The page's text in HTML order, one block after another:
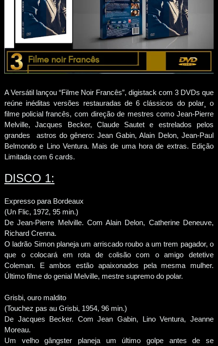
A Versátil lançou “Filme Noir Francês”, digistack com 3 DVDs que
reúne inéditas versões restauradas de 6 clássicos do polar¸ o
filme policial francês, com direção de mestres como Jean-Pierre
Melville, Jacques Becker, Claude Sautet e estrelados pelos
grandes astros do gênero: Jean Gabin, Alain Delon, Jean-Paul
Belmondo e Lino Ventura. Mais de uma hora de extras. Edição
Limitada com 6 cards.
DISCO 1:
Expresso para Bordeaux
(Un Flic, 1972, 95 min.)
De Jean-Pierre Melville. Com Alain Delon, Catherine Deneuve,
Richard Crenna.
O ladrão Simon planeja um arriscado roubo a um trem pagador, o
que o colocará em rota de colisão com o amigo detetive
Coleman. E ambos estão apaixonados pela mesma mulher.
Último filme do genial Melville, mestre supremo do polar.
Grisbi, ouro maldito
(Touchez pas au Grisbi, 1954, 96 min.)
De Jacques Becker. Com Jean Gabin, Lino Ventura, Jeanne
Moreau.
Um velho gângster planeja um último golpe antes de se